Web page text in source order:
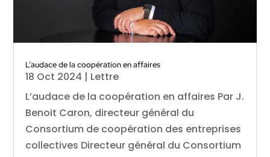
L’audace de la coopération en affaires
18 Oct 2024 | Lettre
L’audace de la coopération en affaires Par J.
Benoit Caron, directeur général du
Consortium de coopération des entreprises
collectives Directeur général du Consortium